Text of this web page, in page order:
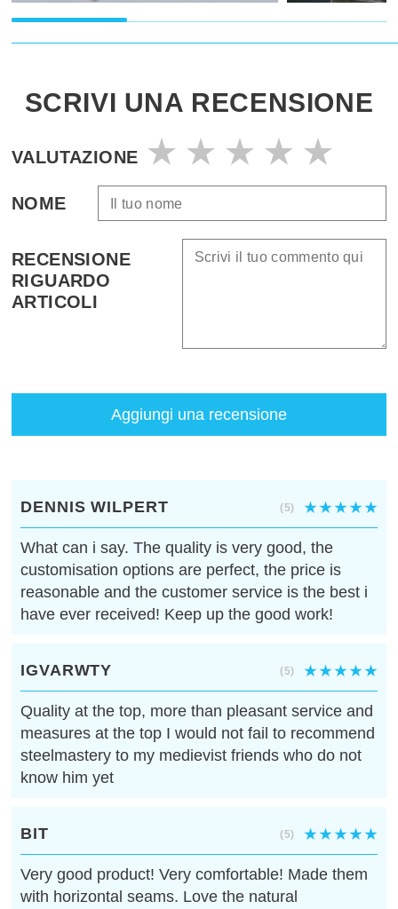
SCRIVI UNA RECENSIONE
VALUTAZIONE
NOME
RECENSIONE
RIGUARDO
ARTICOLI
Aggiungi una recensione
DENNIS WILPERT (5)
What can i say. The quality is very good, the
customisation options are perfect, the price is
reasonable and the customer service is the best i
have ever received! Keep up the good work!
IGVARWTY (5)
Quality at the top, more than pleasant service and
measures at the top I would not fail to recommend
steelmastery to my medievist friends who do not
know him yet
BIT (5)
Very good product! Very comfortable! Made them
with horizontal seams. Love the natural